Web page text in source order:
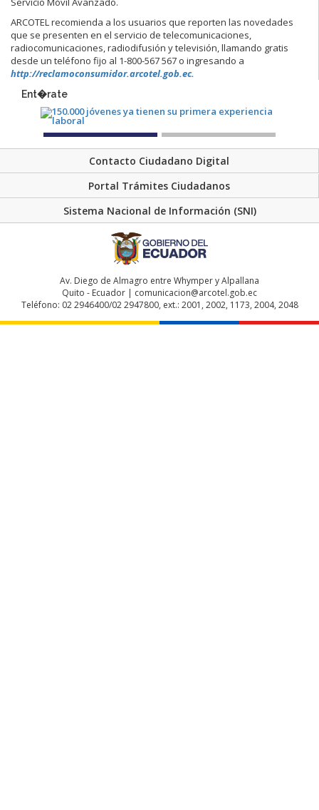
ARCOTEL recomienda a los usuarios que reporten las novedades
que se presenten en el servicio de telecomunicaciones,
radiocomunicaciones, radiodifusión y televisión, llamando gratis
desde un teléfono fijo al 1-800-567 567 o ingresando a
http://reclamoconsumidor.arcotel.gob.ec.
Ent�rate
Contacto Ciudadano Digital
Portal Trámites Ciudadanos
Sistema Nacional de Información (SNI)
Av. Diego de Almagro entre Whymper y Alpallana
Quito - Ecuador | comunicacion@arcotel.gob.ec
Teléfono: 02 2946400/02 2947800, ext.: 2001, 2002, 1173, 2004, 2048